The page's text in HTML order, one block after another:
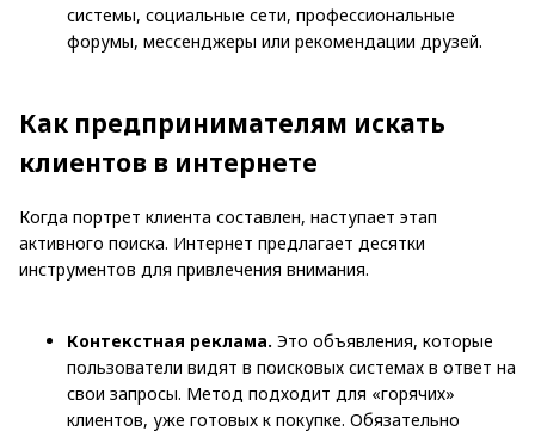
системы, социальные сети, профессиональные
форумы, мессенджеры или рекомендации друзей.
Как предпринимателям искать
клиентов в интернете
Когда портрет клиента составлен, наступает этап
активного поиска. Интернет предлагает десятки
инструментов для привлечения внимания.
Контекстная реклама. Это объявления, которые
пользователи видят в поисковых системах в ответ на
свои запросы. Метод подходит для «горячих»
клиентов, уже готовых к покупке. Обязательно